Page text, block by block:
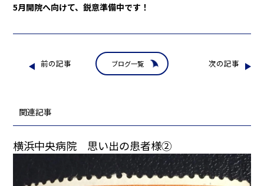
5月開院へ向けて、鋭意準備中です！
前の記事 ブログ一覧 次の記事
関連記事
横浜中央病院 思い出の患者様②